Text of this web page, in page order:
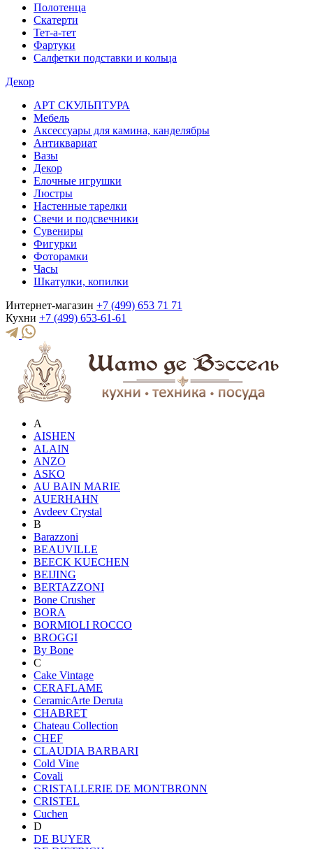
Полотенца
Скатерти
Тет-а-тет
Фартуки
Салфетки подставки и кольца
Декор
АРТ СКУЛЬПТУРА
Мебель
Аксессуары для камина, канделябры
Антиквариат
Вазы
Декор
Елочные игрушки
Люстры
Настенные тарелки
Свечи и подсвечники
Сувениры
Фигурки
Фоторамки
Часы
Шкатулки, копилки
Интернет-магазин +7 (499) 653 71 71
Кухни +7 (499) 653-61-61
A
AISHEN
ALAIN
ANZO
ASKO
AU BAIN MARIE
AUERHAHN
Avdeev Crystal
B
Barazzoni
BEAUVILLE
BEECK KUECHEN
BEIJING
BERTAZZONI
Bone Crusher
BORA
BORMIOLI ROCCO
BROGGI
By Bone
C
Cake Vintage
CERAFLAME
CeramicArte Deruta
CHABRET
Chateau Collection
CHEF
CLAUDIA BARBARI
Cold Vine
Covali
CRISTALLERIE DE MONTBRONN
CRISTEL
Cuchen
D
DE BUYER